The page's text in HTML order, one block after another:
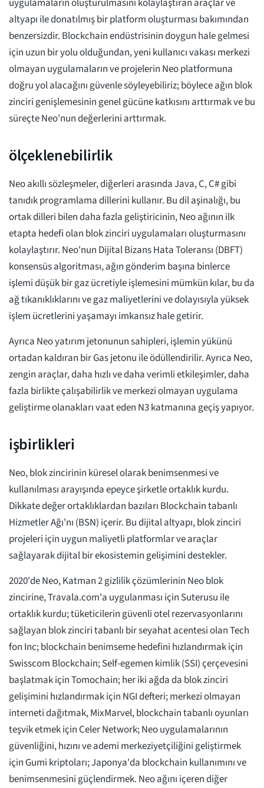
uygulamaların oluşturulmasını kolaylaştıran araçlar ve
altyapı ile donatılmış bir platform oluşturması bakımından
benzersizdir. Blockchain endüstrisinin doygun hale gelmesi
için uzun bir yolu olduğundan, yeni kullanıcı vakası merkezi
olmayan uygulamaların ve projelerin Neo platformuna
doğru yol alacağını güvenle söyleyebiliriz; böylece ağın blok
zinciri genişlemesinin genel gücüne katkısını arttırmak ve bu
süreçte Neo'nun değerlerini arttırmak.
ölçeklenebilirlik
Neo akıllı sözleşmeler, diğerleri arasında Java, C, C# gibi
tanıdık programlama dillerini kullanır. Bu dil aşinalığı, bu
ortak dilleri bilen daha fazla geliştiricinin, Neo ağının ilk
etapta hedefi olan blok zinciri uygulamaları oluşturmasını
kolaylaştırır. Neo'nun Dijital Bizans Hata Toleransı (DBFT)
konsensüs algoritması, ağın gönderim başına binlerce
işlemi düşük bir gaz ücretiyle işlemesini mümkün kılar, bu da
ağ tıkanıklıklarını ve gaz maliyetlerini ve dolayısıyla yüksek
işlem ücretlerini yaşamayı imkansız hale getirir.
Ayrıca Neo yatırım jetonunun sahipleri, işlemin yükünü
ortadan kaldıran bir Gas jetonu ile ödüllendirilir. Ayrıca Neo,
zengin araçlar, daha hızlı ve daha verimli etkileşimler, daha
fazla birlikte çalışabilirlik ve merkezi olmayan uygulama
geliştirme olanakları vaat eden N3 katmanına geçiş yapıyor.
işbirlikleri
Neo, blok zincirinin küresel olarak benimsenmesi ve
kullanılması arayışında epeyce şirketle ortaklık kurdu.
Dikkate değer ortaklıklardan bazıları Blockchain tabanlı
Hizmetler Ağı'nı (BSN) içerir. Bu dijital altyapı, blok zinciri
projeleri için uygun maliyetli platformlar ve araçlar
sağlayarak dijital bir ekosistemin gelişimini destekler.
2020'de Neo, Katman 2 gizlilik çözümlerinin Neo blok
zincirine, Travala.com'a uygulanması için Suterusu ile
ortaklık kurdu; tüketicilerin güvenli otel rezervasyonlarını
sağlayan blok zinciri tabanlı bir seyahat acentesi olan Tech
fon Inc; blockchain benimseme hedefini hızlandırmak için
Swisscom Blockchain; Self-egemen kimlik (SSI) çerçevesini
başlatmak için Tomochain; her iki ağda da blok zinciri
gelişimini hızlandırmak için NGI defteri; merkezi olmayan
interneti dağıtmak, MixMarvel, blockchain tabanlı oyunları
teşvik etmek için Celer Network; Neo uygulamalarının
güvenliğini, hızını ve ademi merkeziyetçiliğini geliştirmek
için Gumi kriptoları; Japonya'da blockchain kullanımını ve
benimsenmesini güçlendirmek. Neo ağını içeren diğer